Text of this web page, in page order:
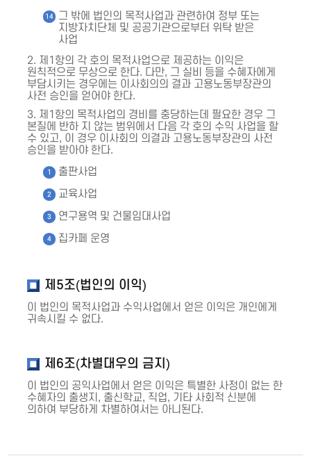
그 밖에 법인의 목적사업과 관련하여 정부 또는
지방자치단체 및 공공기관으로부터 위탁 받은
사업
2. 제1항의 각 호의 목적사업으로 제공하는 이익은
원칙적으로 무상으로 한다. 다만, 그 실비 등을 수혜자에게
부담시키는 경우에는 이사회의의 결과 고용노동부장관의
사전 승인을 얻어야 한다.
3. 제1항의 목적사업의 경비를 충당하는데 필요한 경우 그
본질에 반하 지 않는 범위에서 다음 각 호의 수익 사업을 할
수 있고, 이 경우 이사회의 의결과 고용노동부장관의 사전
승인을 받아야 한다.
출판사업
교육사업
연구용역 및 건물임대사업
집카페 운영
제5조(법인의 이익)
이 법인의 목적사업과 수익사업에서 얻은 이익은 개인에게
귀속시킬 수 없다.
제6조(차별대우의 금지)
이 법인의 공익사업에서 얻은 이익은 특별한 사정이 없는 한
수혜자의 출생지, 출신학교, 직업, 기타 사회적 신분에
의하여 부당하게 차별하여서는 아니된다.